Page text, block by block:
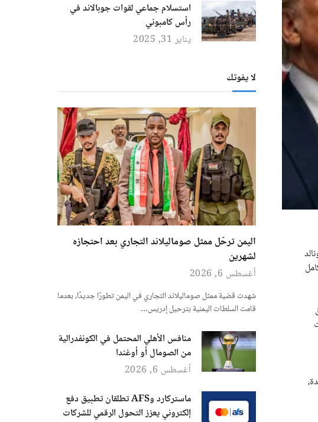
استسلام جماعي لقوات جوبالاند في
رأس كامبوني
يناير 31, 2025
لا يفوتك
اليمن ترحّل ممثل صوماليلاند التجاري بعد احتجازه
لشهرين
أغسطس 6, 2026
شهدت قضية ممثل صوماليلاند التجاري في اليمن تطورًا جديدًا، بعدما
قامت السلطات اليمنية بترحيل إدريس…
منافس الأهلي المحتمل في الكونفدرالية
من الصومال أو أوغندا
أغسطس 6, 2026
ماستركارد وAFS تطلقان تطبيق دفع
إلكتروني يعزز التحول الرقمي للشركات